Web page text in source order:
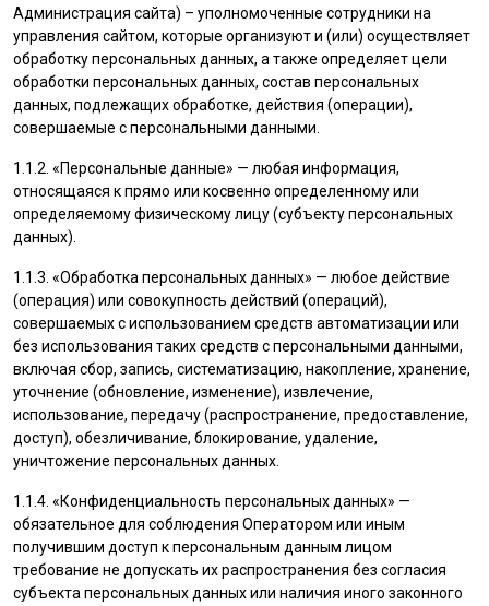
Администрация сайта) – уполномоченные сотрудники на
управления сайтом, которые организуют и (или) осуществляет
обработку персональных данных, а также определяет цели
обработки персональных данных, состав персональных
данных, подлежащих обработке, действия (операции),
совершаемые с персональными данными.
1.1.2. «Персональные данные» — любая информация,
относящаяся к прямо или косвенно определенному или
определяемому физическому лицу (субъекту персональных
данных).
1.1.3. «Обработка персональных данных» — любое действие
(операция) или совокупность действий (операций),
совершаемых с использованием средств автоматизации или
без использования таких средств с персональными данными,
включая сбор, запись, систематизацию, накопление, хранение,
уточнение (обновление, изменение), извлечение,
использование, передачу (распространение, предоставление,
доступ), обезличивание, блокирование, удаление,
уничтожение персональных данных.
1.1.4. «Конфиденциальность персональных данных» —
обязательное для соблюдения Оператором или иным
получившим доступ к персональным данным лицом
требование не допускать их распространения без согласия
субъекта персональных данных или наличия иного законного